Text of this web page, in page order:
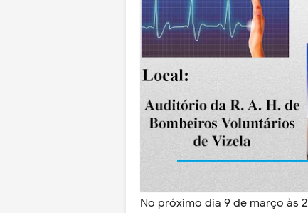
No próximo dia 9 de março às